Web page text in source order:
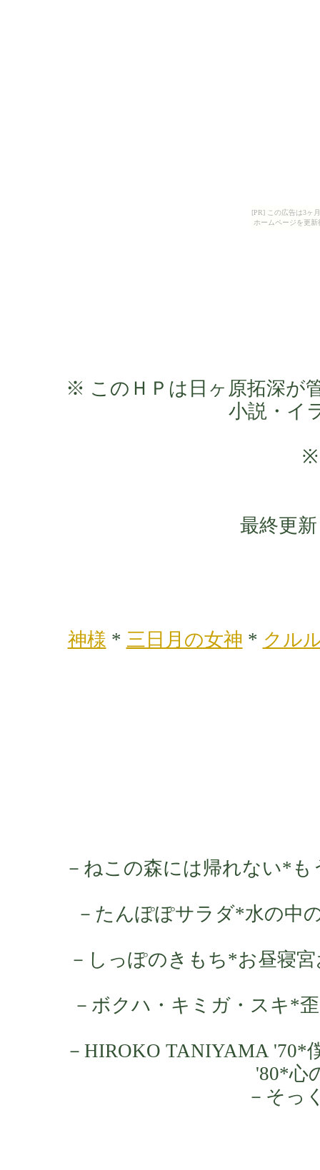
[PR] この広告は3ヶ
ホームページを更
※ このＨＰは日ヶ原拓深が
小説・イ
※
最終更
神様 * 三日月の女神 * クル
－ねこの森には帰れない*
－たんぽぽサラダ*水の中
－しっぽのきもち*お昼寝
－ボクハ・キミガ・スキ*
－HIROKO TANIYAMA
'80*心
－そっ